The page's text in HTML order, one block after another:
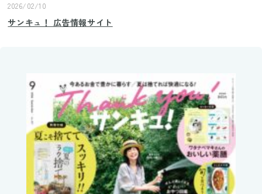
2026/02/10
サンキュ！ 広告情報サイト